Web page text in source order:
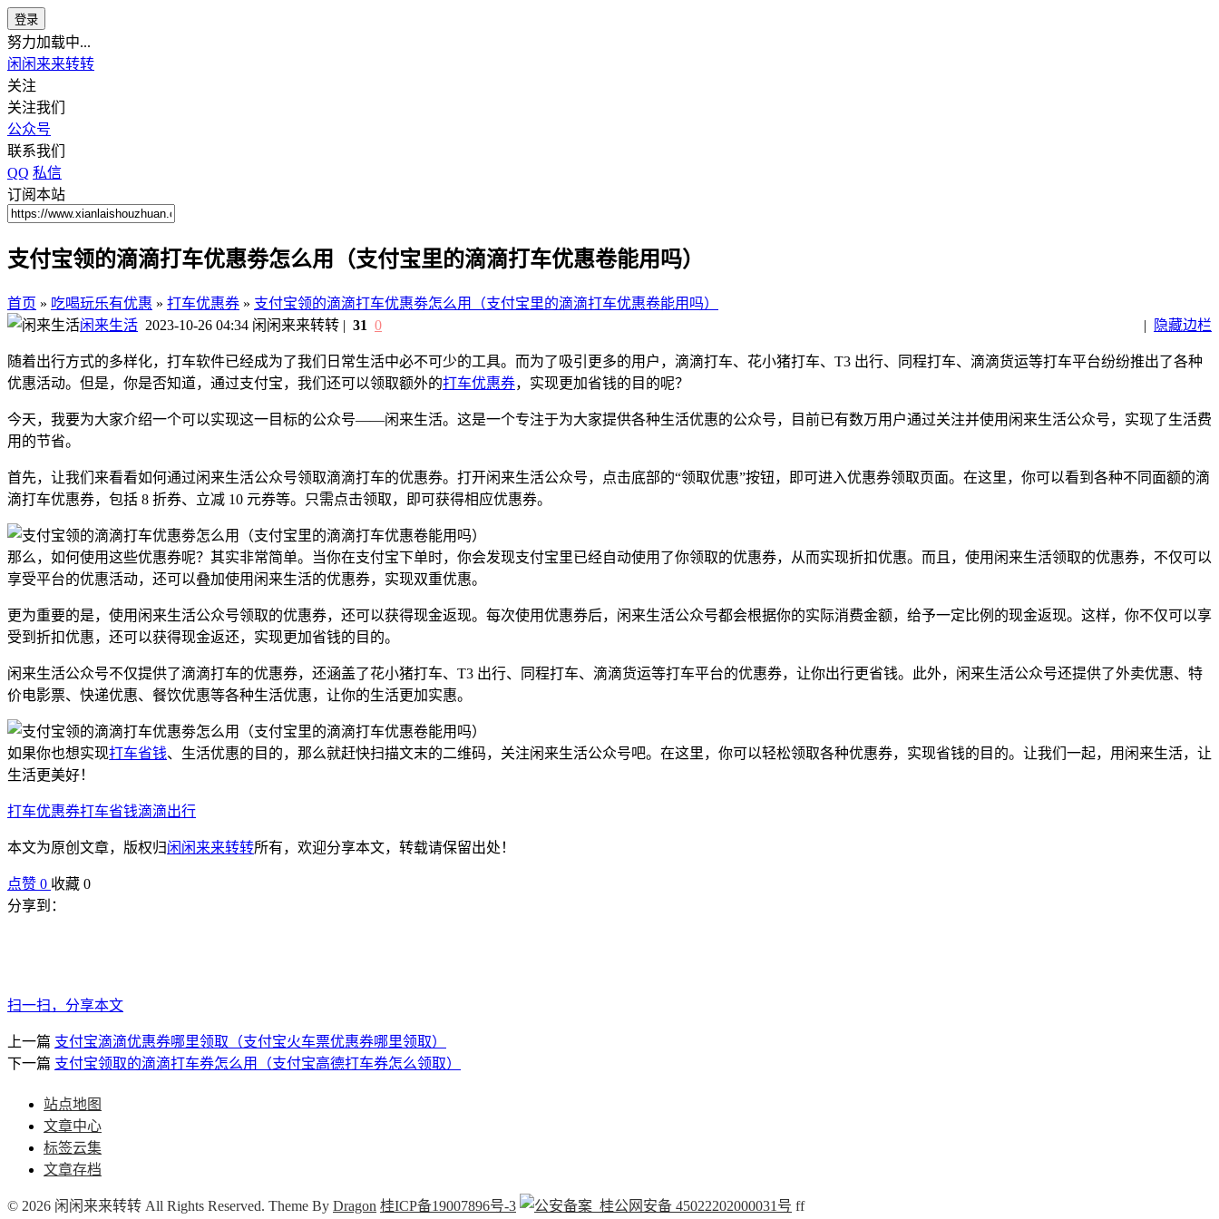
登录
努力加载中...
闲闲来来转转
关注
关注我们
公众号
联系我们
QQ 私信
订阅本站
支付宝领的滴滴打车优惠劵怎么用（支付宝里的滴滴打车优惠卷能用吗）
首页 » 吃喝玩乐有优惠 » 打车优惠券 » 支付宝领的滴滴打车优惠劵怎么用（支付宝里的滴滴打车优惠卷能用吗）
闲来生活 2023-10-26 04:34 闲闲来来转转 | 隐藏边栏
| 31 0
随着出行方式的多样化，打车软件已经成为了我们日常生活中必不可少的工具。而为了吸引更多的用户，滴滴打车、花小猪打车、T3 出行、同程打车、滴滴货运等打车平台纷纷推出了各种
优惠活动。但是，你是否知道，通过支付宝，我们还可以领取额外的打车优惠券，实现更加省钱的目的呢？
今天，我要为大家介绍一个可以实现这一目标的公众号——闲来生活。这是一个专注于为大家提供各种生活优惠的公众号，目前已有数万用户通过关注并使用闲来生活公众号，实现了生活费
用的节省。
首先，让我们来看看如何通过闲来生活公众号领取滴滴打车的优惠券。打开闲来生活公众号，点击底部的“领取优惠”按钮，即可进入优惠券领取页面。在这里，你可以看到各种不同面额的滴
滴打车优惠券，包括 8 折券、立减 10 元券等。只需点击领取，即可获得相应优惠券。
那么，如何使用这些优惠券呢？其实非常简单。当你在支付宝下单时，你会发现支付宝里已经自动使用了你领取的优惠券，从而实现折扣优惠。而且，使用闲来生活领取的优惠券，不仅可以
享受平台的优惠活动，还可以叠加使用闲来生活的优惠券，实现双重优惠。
更为重要的是，使用闲来生活公众号领取的优惠券，还可以获得现金返现。每次使用优惠券后，闲来生活公众号都会根据你的实际消费金额，给予一定比例的现金返现。这样，你不仅可以享
受到折扣优惠，还可以获得现金返还，实现更加省钱的目的。
闲来生活公众号不仅提供了滴滴打车的优惠券，还涵盖了花小猪打车、T3 出行、同程打车、滴滴货运等打车平台的优惠券，让你出行更省钱。此外，闲来生活公众号还提供了外卖优惠、特
价电影票、快递优惠、餐饮优惠等各种生活优惠，让你的生活更加实惠。
如果你也想实现打车省钱、生活优惠的目的，那么就赶快扫描文末的二维码，关注闲来生活公众号吧。在这里，你可以轻松领取各种优惠券，实现省钱的目的。让我们一起，用闲来生活，让
生活更美好！
打车优惠券打车省钱滴滴出行
本文为原创文章，版权归闲闲来来转转所有，欢迎分享本文，转载请保留出处！
点赞 0 收藏 0
分享到：
扫一扫，分享本文
上一篇 支付宝滴滴优惠券哪里领取（支付宝火车票优惠券哪里领取）
下一篇 支付宝领取的滴滴打车券怎么用（支付宝高德打车券怎么领取）
站点地图
文章中心
标签云集
文章存档
© 2026 闲闲来来转转 All Rights Reserved. Theme By Dragon 桂ICP备19007896号-3 桂公网安备 45022202000031号 ff